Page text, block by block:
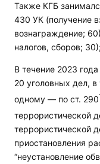
Также КГБ
430 УК (получение
вознаграждение;
налогов, сборов;
В течение 2023
20 уголовных дел,
одному — по ст. 290
террористической
террористической
приостановления
“неустановление